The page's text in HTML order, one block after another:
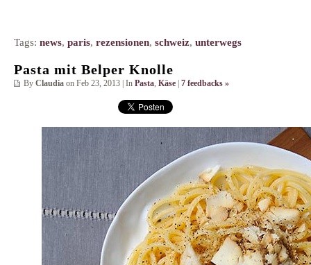
Tags: news, paris, rezensionen, schweiz, unterwegs
Pasta mit Belper Knolle
By Claudia on Feb 23, 2013 | In Pasta Käse | 7 feedbacks »